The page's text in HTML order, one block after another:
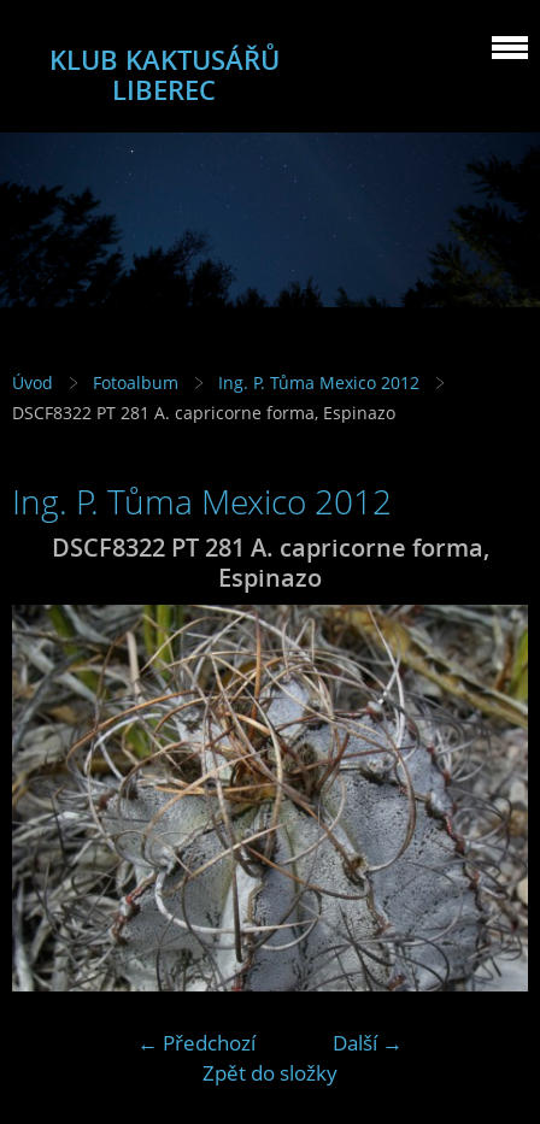
KLUB KAKTUSÁŘŮ
LIBEREC
Úvod Fotoalbum
Ing. P. Tůma Mexico 2012
DSCF8322 PT 281 A. capricorne forma, Espinazo
Ing. P. Tůma Mexico 2012
DSCF8322 PT 281 A. capricorne forma,
Espinazo
← Předchozí
Další →
Zpět do složky